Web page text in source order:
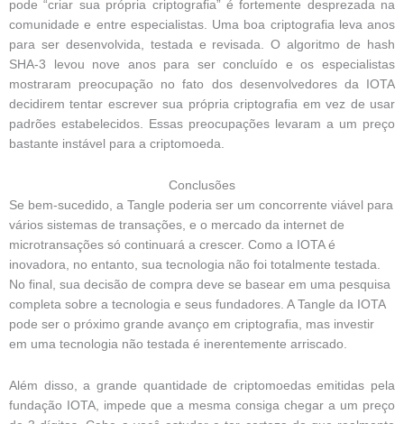
pode “criar sua própria criptografia” é fortemente desprezada na
comunidade e entre especialistas. Uma boa criptografia leva anos
para ser desenvolvida, testada e revisada.O algoritmo de hash
SHA-3 levou nove anos para ser concluído e os especialistas
mostraram preocupação no fato dos desenvolvedores da IOTA
decidirem tentar escrever sua própria criptografia em vez de usar
padrões estabelecidos. Essas preocupações levaram a um preço
bastante instável para a criptomoeda.
Conclusões
Se bem-sucedido, a Tangle poderia ser um concorrente viável para
vários sistemas de transações, e o mercado da internet de
microtransações só continuará a crescer. Como a IOTA é
inovadora, no entanto, sua tecnologia não foi totalmente testada.
No final, sua decisão de compra deve se basear em uma pesquisa
completa sobre a tecnologia e seus fundadores. A Tangle da IOTA
pode ser o próximo grande avanço em criptografia, mas investir
em uma tecnologia não testada é inerentemente arriscado.
Além disso, a grande quantidade de criptomoedas emitidas pela
fundação IOTA, impede que a mesma consiga chegar a um preço